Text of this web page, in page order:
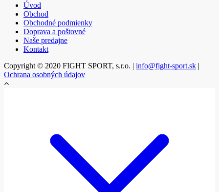
Úvod
Obchod
Obchodné podmienky
Doprava a poštovné
Naše predajne
Kontakt
Copyright © 2020 FIGHT SPORT, s.r.o. | info@fight-sport.sk |
Ochrana osobných údajov